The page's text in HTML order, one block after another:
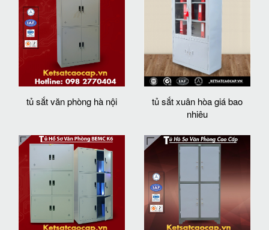
tủ sắt văn phòng hà nội
tủ sắt xuân hòa giá bao
nhiêu